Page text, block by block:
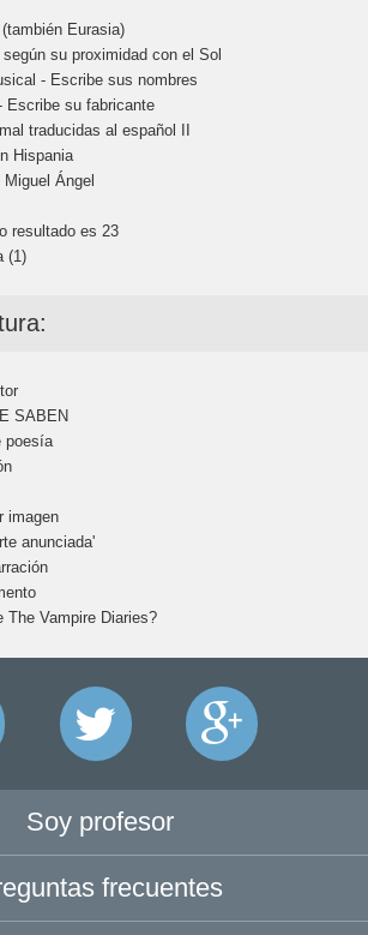
Eurasia)
su proximidad con el Sol
- Escribe sus nombres
Escribe su fabricante
traducidas al español II
Hispania
Ángel
resultado es 23
(1)
SABEN
poesía
imagen
anunciada'
The Vampire Diaries?
Soy profesor
frecuentes